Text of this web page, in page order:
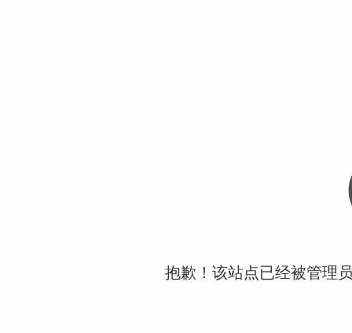
抱歉！该站点已经被管理